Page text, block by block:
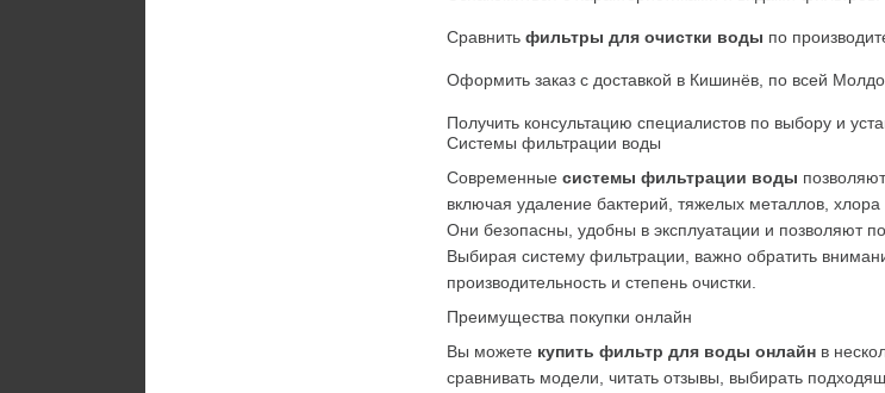
Сравнить фильтры для очистки воды по
Оформить заказ с доставкой в Кишинёв, по всей
Получить консультацию специалистов по выбору и
Системы фильтрации воды
Современные системы фильтрации воды
включая удаление бактерий, тяжелых металлов, хлора
Они безопасны, удобны в эксплуатации и позволяют
Выбирая систему фильтрации, важно обратить
производительность и степень очистки.
Преимущества покупки онлайн
Вы можете купить фильтр для воды онлайн в
сравнивать модели, читать отзывы, выбирать